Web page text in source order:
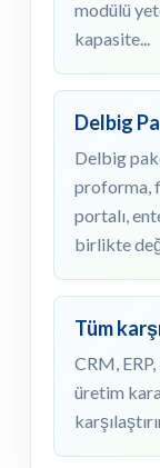
modülü
kapasite...
Delbig
Delbig
proforma,
portalı,
birlikte
Tüm
CRM,
üretim